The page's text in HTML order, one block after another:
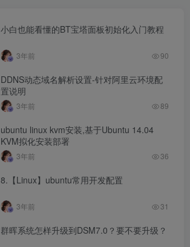
小白也能看懂的BT宝塔面板初始化入门教程
3年前 90
DDNS动态域名解析设置-针对阿里云环境配
置说明
3年前 89
ubuntu linux kvm安装,基于Ubuntu 14.04
KVM拟化安装部署
3年前 36
8.【Linux】ubuntu常用开发配置
3年前 31
群晖系统怎样升级到DSM7.0？要不要升级？